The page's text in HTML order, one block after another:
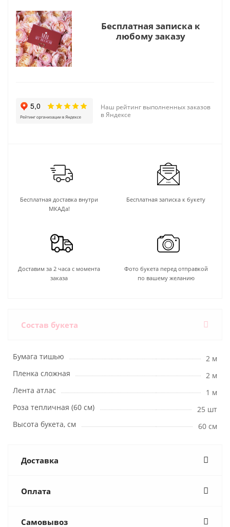
Бесплатная записка к
любому заказу
Наш рейтинг выполненных заказов
в Яндексе
Бесплатная доставка внутри
МКАДа!
Бесплатная записка к букету
Доставим за 2 часа с момента
заказа
Фото букета перед отправкой
по вашему желанию
Состав букета
Бумага тишью
2 м
Пленка сложная
2 м
Лента атлас
1 м
Роза тепличная (60 см)
25 шт
Высота букета, см
60 см
Доставка
Оплата
Самовывоз